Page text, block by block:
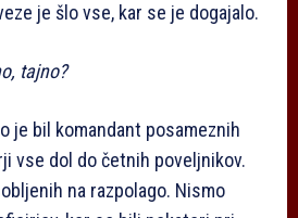
je šlo vse, kar se je dogajalo.
tajno?
je bil komandant posameznih
vse dol do četnih poveljnikov.
na razpolago. Nismo